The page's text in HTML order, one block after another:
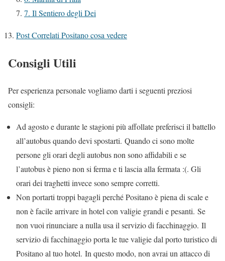
7. Il Sentiero degli Dei
Post Correlati Positano cosa vedere
Consigli Utili
Per esperienza personale vogliamo darti i seguenti preziosi
consigli:
Ad agosto e durante le stagioni più affollate preferisci il battello
all’autobus quando devi spostarti. Quando ci sono molte
persone gli orari degli autobus non sono affidabili e se
l’autobus è pieno non si ferma e ti lascia alla fermata :(. Gli
orari dei traghetti invece sono sempre corretti.
Non portarti troppi bagagli perché Positano è piena di scale e
non è facile arrivare in hotel con valigie grandi e pesanti. Se
non vuoi rinunciare a nulla usa il servizio di facchinaggio. Il
servizio di facchinaggio porta le tue valigie dal porto turistico di
Positano al tuo hotel. In questo modo, non avrai un attacco di